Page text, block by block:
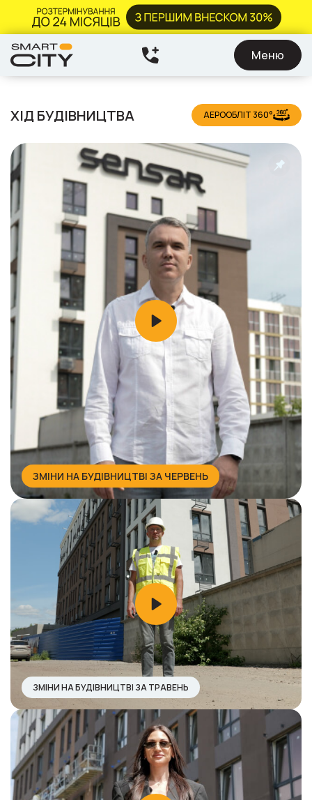
Меню
ХІД БУДІВНИЦТВА АЕРООБЛІТ 360°
ЗМІНИ НА БУДІВНИЦТВІ ЗА ЧЕРВЕНЬ
ЗМІНИ НА БУДІВНИЦТВІ ЗА ТРАВЕНЬ